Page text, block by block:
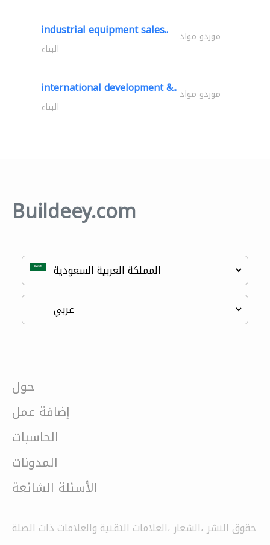
industrial equipment sales.. موردو مواد
البناء
international development &.. موردو مواد
البناء
Buildeey.com
حول
إضافة عمل
الحاسبات
المدونات
الأسئلة الشائعة
حقوق النشر ،الشعار ،العلامات التقنية والعلامات ذات الصلة